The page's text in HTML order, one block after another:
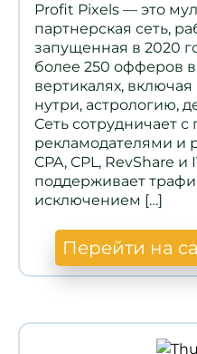
Profit Pixels — это
партнерская сеть,
запущенная в 2020
более 250 офферов
вертикалях,
нутри, астрологию,
Сеть сотрудничает
рекламодателями и
CPA, CPL, RevShare и
поддерживает
исключением […]
Перейти на